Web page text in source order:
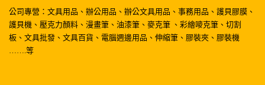
公司專營：文具用品、辦公用品、辦公文具用品、事務用品、護貝膠膜、
護貝機、壓克力顏料、漫畫筆、油漆筆、麥克筆 、彩繪嘜克筆、切割
板、文具批發、文具百貨、電腦週邊用品、伸縮筆、膠裝夾、膠裝機
…….等